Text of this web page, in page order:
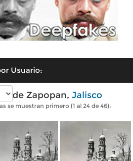
Usuario:
de Zapopan, Jalisco
se muestran primero (1 al 24 de 46):